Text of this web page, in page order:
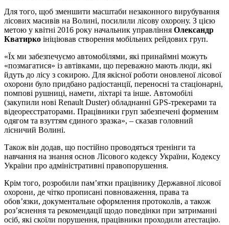
Для того, щоб зменшити масштаби незаконного вирубування
лісових масивів на Волині, посилили лісову охорону. З цією
метою у квітні 2016 року начальник управління Олександр
Кватирко ініціював створення мобільних рейдових груп.
«Їх ми забезпечуємо автомобілями, які принаймні можуть
«позмагатися» із автівками, що переважно мають люди, які
йдуть до лісу з сокирою. Для якісної роботи оновленої лісової
охорони було придбано радіостанції, переносні та стаціонарні,
помпові рушниці, намети, ліхтарі та інше. Автомобілі
(закупили нові Renault Duster) обладнанні GPS-трекерами та
відеореєстраторами. Працівники груп забезпечені форменим
одягом та взуттям єдиного зразка», – сказав головний
лісничий Волині.
Також він додав, що постійно проводяться тренінги та
навчання на знання основ Лісового кодексу України, Кодексу
України про адміністративні правопорушення.
Крім того, розробили пам’ятки працівнику Державної лісової
охорони, де чітко прописані повноваження, права та
обов’язки, документальне оформлення протоколів, а також
роз’яснення та рекомендації щодо поведінки при затриманні
осіб, які скоїли порушення, працівники проходили атестацію.